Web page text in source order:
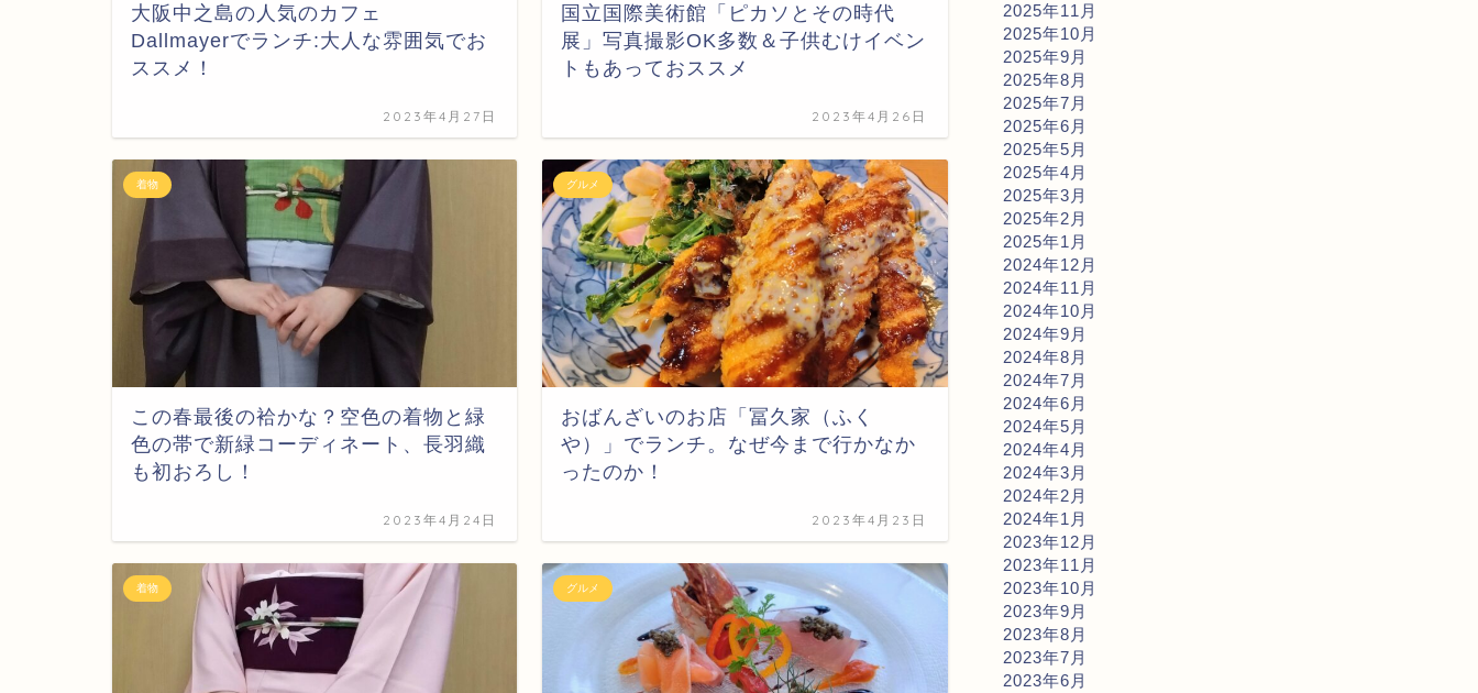
大阪中之島の人気のカフェ
Dallmayerでランチ:大人な雰囲気でお
ススメ！
2023年4月27日
国立国際美術館「ピカソとその時代
展」写真撮影OK多数＆子供むけイベン
トもあっておススメ
2023年4月26日
着物
この春最後の袷かな？空色の着物と緑
色の帯で新緑コーディネート、長羽織
も初おろし！
2023年4月24日
グルメ
おばんざいのお店「冨久家（ふく
や）」でランチ。なぜ今まで行かなか
ったのか！
2023年4月23日
着物 グルメ
2025年11月
2025年10月
2025年9月
2025年8月
2025年7月
2025年6月
2025年5月
2025年4月
2025年3月
2025年2月
2025年1月
2024年12月
2024年11月
2024年10月
2024年9月
2024年8月
2024年7月
2024年6月
2024年5月
2024年4月
2024年3月
2024年2月
2024年1月
2023年12月
2023年11月
2023年10月
2023年9月
2023年8月
2023年7月
2023年6月